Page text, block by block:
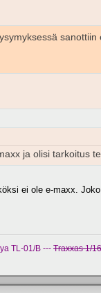
ja olisi tarkoitus
ei ole e-maxx.
TL-01/B --- Traxxas 1/